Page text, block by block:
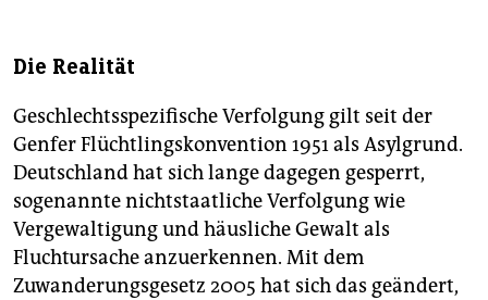
Die Realität
Geschlechtsspezifische Verfolgung gilt seit der
Genfer Flüchtlingskonvention 1951 als Asylgrund.
Deutschland hat sich lange dagegen gesperrt,
sogenannte nichtstaatliche Verfolgung wie
Vergewaltigung und häusliche Gewalt als
Fluchtursache anzuerkennen. Mit dem
Zuwanderungsgesetz 2005 hat sich das geändert,